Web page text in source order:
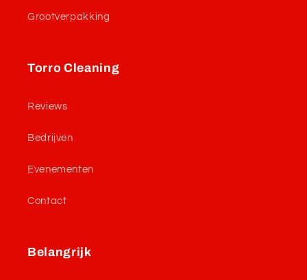
Grootverpakking
Torro Cleaning
Reviews
Bedrijven
Evenementen
Contact
Belangrijk